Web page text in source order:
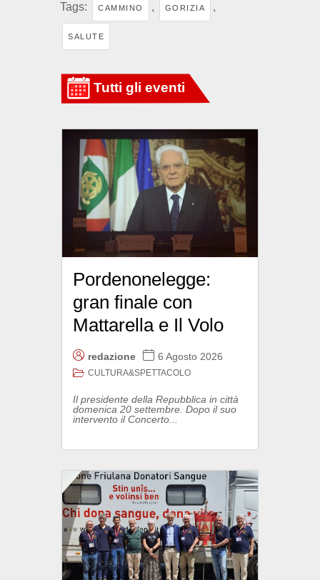
Tags: CAMMINO , GORIZIA ,
SALUTE
Pordenonelegge:
gran finale con
Mattarella e Il Volo
redazione 6 Agosto 2026
CULTURA&SPETTACOLO
Il presidente della Repubblica in città
domenica 20 settembre. Dopo il suo
intervento il Concerto...